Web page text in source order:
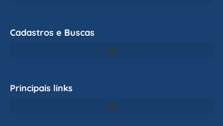
Cadastros e Buscas
Principais links